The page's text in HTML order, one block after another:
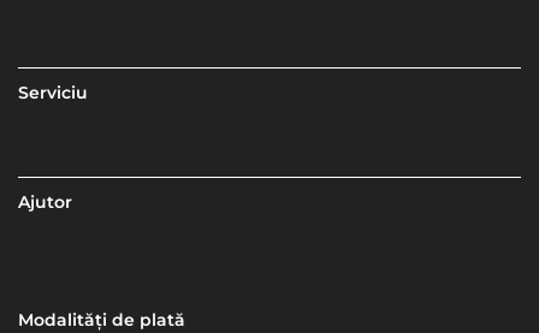
Serviciu
Ajutor
Modalități de plată